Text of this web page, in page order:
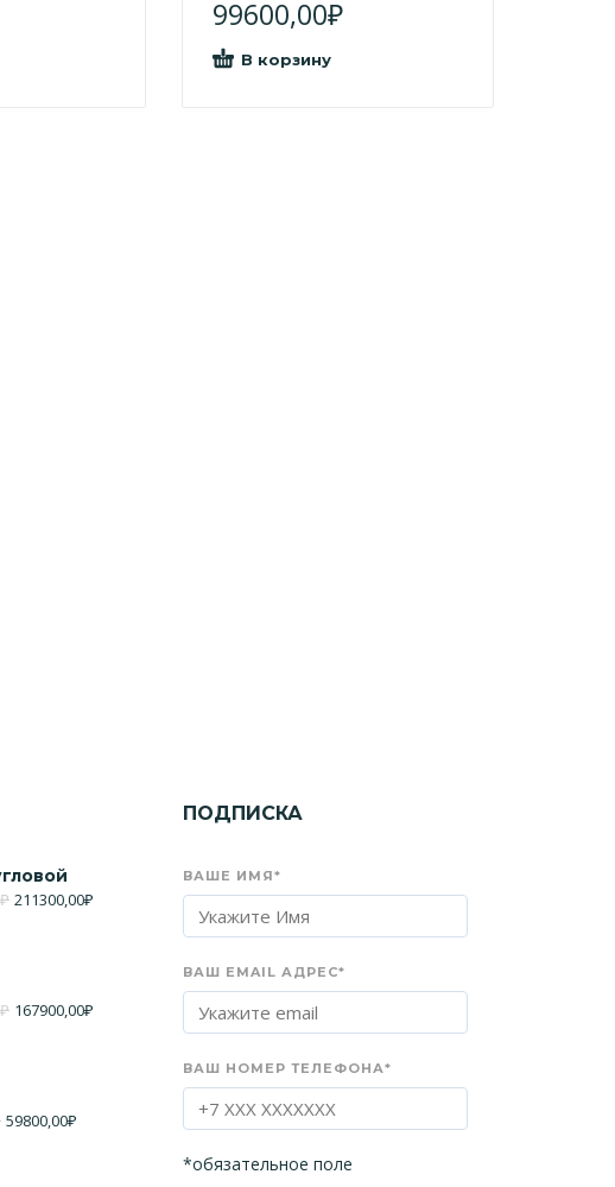
99600,00₽
В корзину
₽ 211300,00₽
₽ 167900,00₽
59800,00₽
ПОДПИСКА
ВАШЕ ИМЯ*
ВАШ EMAIL АДРЕС*
ВАШ НОМЕР ТЕЛЕФОНА*
*обязательное поле